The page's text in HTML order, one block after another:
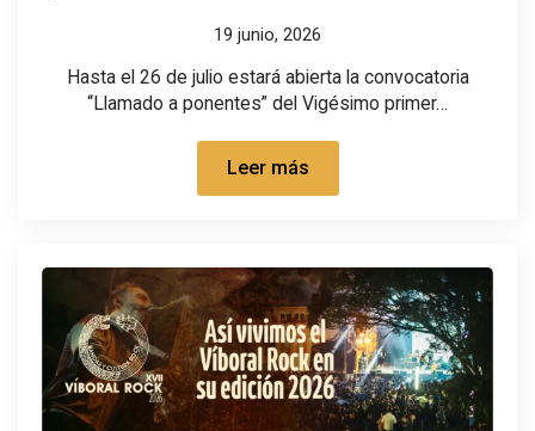
19 junio, 2026
Hasta el 26 de julio estará abierta la convocatoria
“Llamado a ponentes” del Vigésimo primer…
Leer más